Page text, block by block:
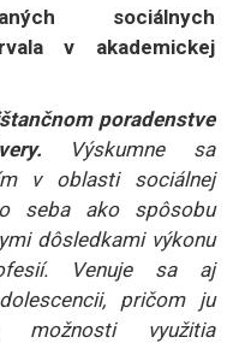
sociálnych
v akademickej
poradenstve
Výskumne sa
v oblasti sociálnej
seba ako spôsobu
dôsledkami výkonu
Venuje sa aj
pričom ju
možnosti využitia